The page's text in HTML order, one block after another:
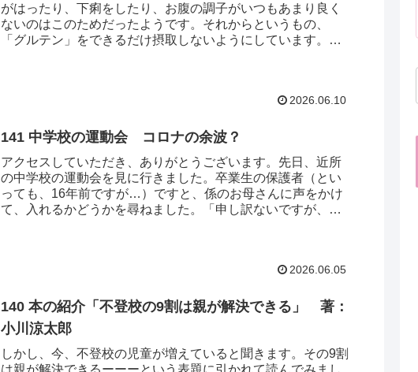
がはったり、下痢をしたり、お腹の調子がいつもあまり良く
ないのはこのためだったようです。それからというもの、
「グルテン」をできるだけ摂取しないようにしています。い
2026.06.10
141 中学校の運動会 コロナの余波？
アクセスしていただき、ありがとうございます。先日、近所
の中学校の運動会を見に行きました。卒業生の保護者（とい
っても、16年前ですが…）ですと、係のお母さんに声をかけ
て、入れるかどうかを尋ねました。「申し訳ないですが、保
2026.06.05
140 本の紹介「不登校の9割は親が解決できる」 著：
小川涼太郎
しかし、今、不登校の児童が増えていると聞きます。その9割
は親が解決できるーーーという表題に引かれて読んでみまし